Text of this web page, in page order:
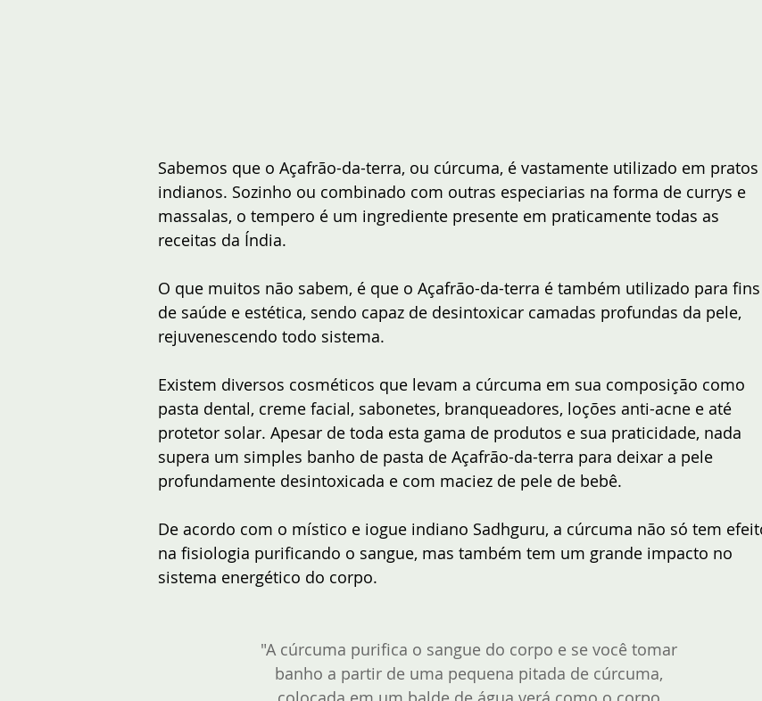
Sabemos que o Açafrão-da-terra, ou cúrcuma, é vastamente utilizado em pratos
indianos. Sozinho ou combinado com outras especiarias na forma de currys e
massalas, o tempero é um ingrediente presente em praticamente todas as
receitas da Índia.
O que muitos não sabem, é que o Açafrão-da-terra é também utilizado para fins
de saúde e estética, sendo capaz de desintoxicar camadas profundas da pele,
rejuvenescendo todo sistema.
Existem diversos cosméticos que levam a cúrcuma em sua composição como
pasta dental, creme facial, sabonetes, branqueadores, loções anti-acne e até
protetor solar. Apesar de toda esta gama de produtos e sua praticidade, nada
supera um simples banho de pasta de Açafrão-da-terra para deixar a pele
profundamente desintoxicada e com maciez de pele de bebê.
De acordo com o místico e iogue indiano Sadhguru, a cúrcuma não só tem
na fisiologia purificando o sangue, mas também tem um grande impacto no
sistema energético do corpo.
"A cúrcuma purifica o sangue do corpo e se você tomar
banho a partir de uma pequena pitada de cúrcuma,